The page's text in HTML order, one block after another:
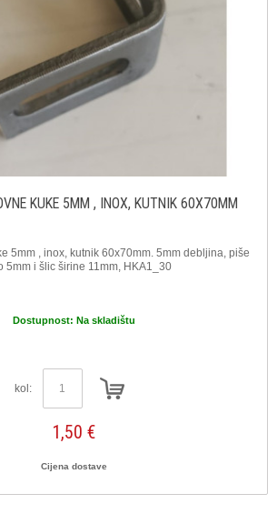
KUKE 5MM , INOX, KUTNIK 60X70MM
5mm , inox, kutnik 60x70mm. 5mm debljina, piše
5mm i šlic širine 11mm, HKA1_30
Dostupnost: Na skladištu
kol:
1,50 €
Cijena dostave